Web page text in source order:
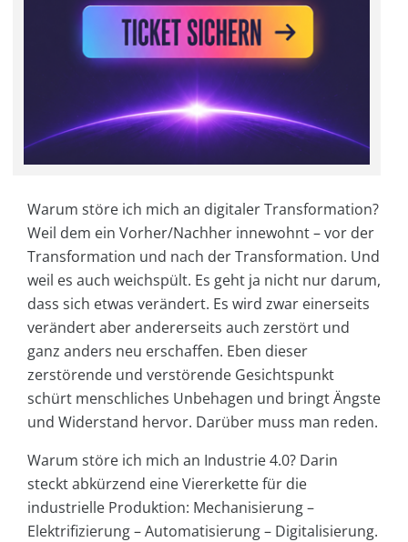
Warum störe ich mich an digitaler Transformation?
Weil dem ein Vorher/Nachher innewohnt – vor der
Transformation und nach der Transformation. Und
weil es auch weichspült. Es geht ja nicht nur darum,
dass sich etwas verändert. Es wird zwar einerseits
verändert aber andererseits auch zerstört und
ganz anders neu erschaffen. Eben dieser
zerstörende und verstörende Gesichtspunkt
schürt menschliches Unbehagen und bringt Ängste
und Widerstand hervor. Darüber muss man reden.
Warum störe ich mich an Industrie 4.0? Darin
steckt abkürzend eine Viererkette für die
industrielle Produktion: Mechanisierung –
Elektrifizierung – Automatisierung – Digitalisierung.